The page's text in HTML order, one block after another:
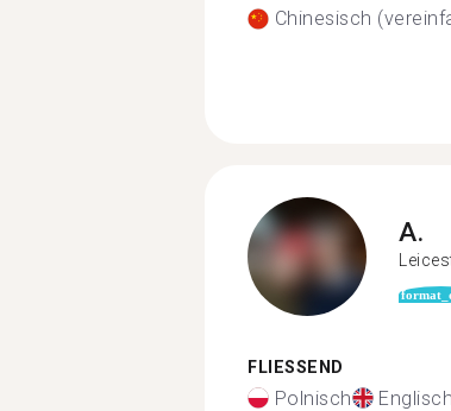
Chinesisch
A.
FLIESSEND
Polnisch Englisch